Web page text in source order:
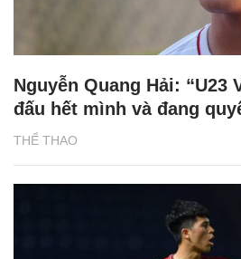
THỂ THAO
Nguyễn Quang Hải: “U23
đấu hết mình và đang